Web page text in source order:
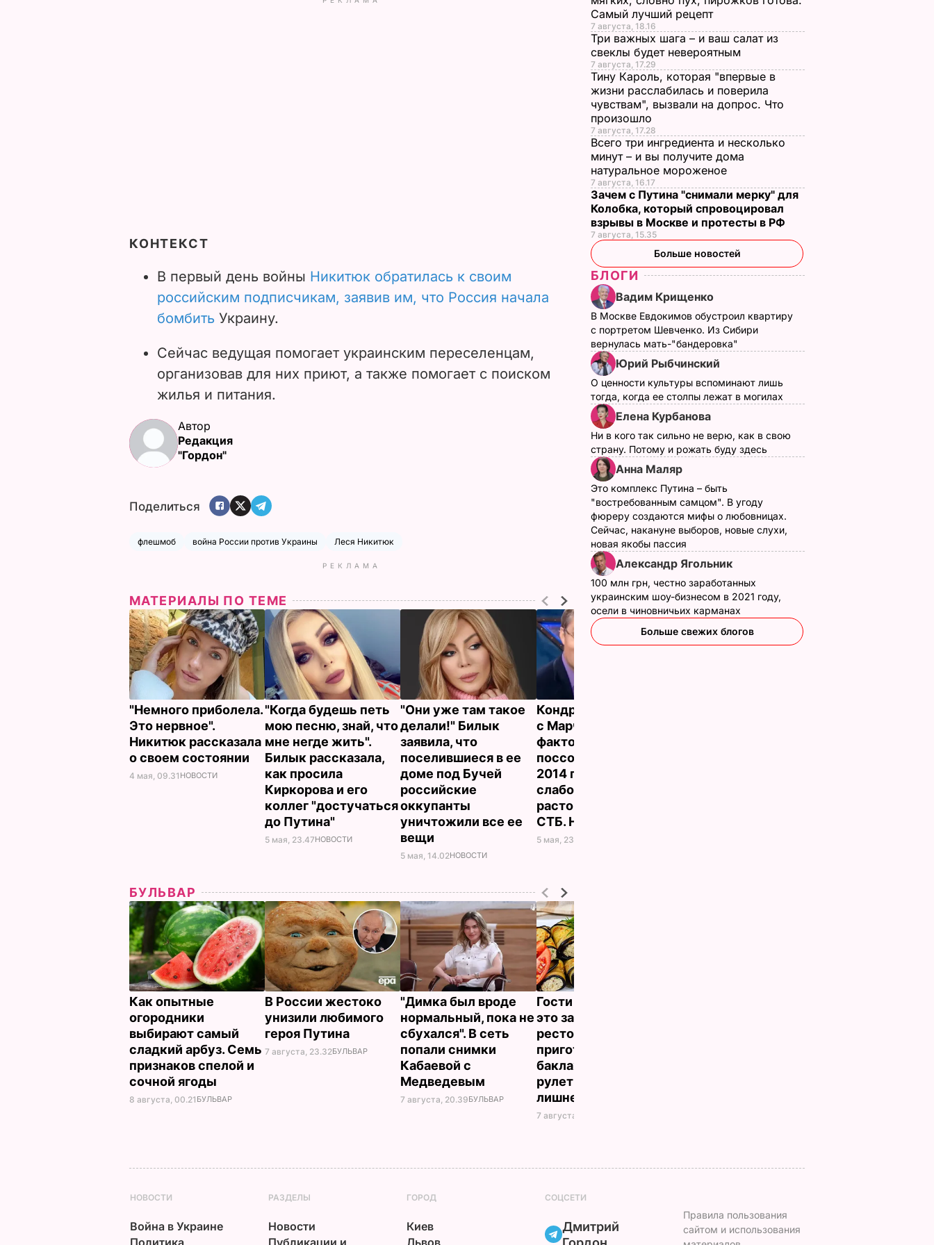
КОНТЕКСТ
В первый день войны Никитюк обратилась к своим
российским подписчикам, заявив им, что Россия начала
бомбить Украину.
Сейчас ведущая помогает украинским переселенцам,
организовав для них приют, а также помогает с поиском
жилья и питания.
Автор
Редакция
"Гордон"
Поделиться
флешмоб война России против Украины Леся Никитюк
РЕКЛАМА
МАТЕРИАЛЫ ПО ТЕМЕ
"Немного приболела.
Это нервное".
Никитюк рассказала
о своем состоянии
4 мая, 09.31 НОВОСТИ
"Когда будешь петь
мою песню, знай, что
мне негде жить".
Билык рассказала,
как просила
Киркорова и его
коллег "достучаться
до Путина"
5 мая, 23.47НОВОСТИ
"Они уже там такое
делали!" Билык
заявила, что
поселившиеся в ее
доме под Бучей
российские
оккупанты
уничтожили все ее
вещи
5 мая, 14.02НОВОСТИ
Кондратюк о работе
с Марченко на "Х-
факторе": Мы
поссорились весной
2014 года. Моя
слабость – что я не
расторг контракт с
СТБ. Не святой я
5 мая, 23.18
БУЛЬВАР
Как опытные
огородники
выбирают самый
сладкий арбуз. Семь
признаков спелой и
сочной ягоды
8 августа, 00.21 БУЛЬВАР
В России жестоко
унизили любимого
героя Путина
7 августа, 23.32БУЛЬВАР
"Димка был вроде
нормальный, пока не
сбухался". В сеть
попали снимки
Кабаевой с
Медведевым
7 августа, 20.39БУЛЬВАР
Гости думают, что
это закуска из
ресторана. Как
приготовить нежные
баклажанные
рулетики без
лишнего жира
7 августа, 20.17
Самый лучший рецепт
7 августа, 18.16
Три важных шага – и ваш салат из
свеклы будет невероятным
7 августа, 17.29
Тину Кароль, которая "впервые в
жизни расслабилась и поверила
чувствам", вызвали на допрос. Что
произошло
7 августа, 17.28
Всего три ингредиента и несколько
минут – и вы получите дома
натуральное мороженое
7 августа, 16.17
Зачем с Путина "снимали мерку" для
Колобка, который спровоцировал
взрывы в Москве и протесты в РФ
7 августа, 15.35
Больше новостей
БЛОГИ
Вадим Крищенко
В Москве Евдокимов обустроил квартиру
с портретом Шевченко. Из Сибири
вернулась мать-"бандеровка"
Юрий Рыбчинский
О ценности культуры вспоминают лишь
тогда, когда ее столпы лежат в могилах
Елена Курбанова
Ни в кого так сильно не верю, как в свою
страну. Потому и рожать буду здесь
Анна Маляр
Это комплекс Путина – быть
"востребованным самцом". В угоду
фюреру создаются мифы о любовницах.
Сейчас, накануне выборов, новые слухи,
новая якобы пассия
Александр Ягольник
100 млн грн, честно заработанных
украинским шоу-бизнесом в 2021 году,
осели в чиновничьих карманах
Больше свежих блогов
НОВОСТИ
Война в Украине
Политика
РАЗДЕЛЫ
Новости
Публикации и
ГОРОД
Киев
Львов
СОЦСЕТИ
Дмитрий
Правила пользования
сайтом и использования